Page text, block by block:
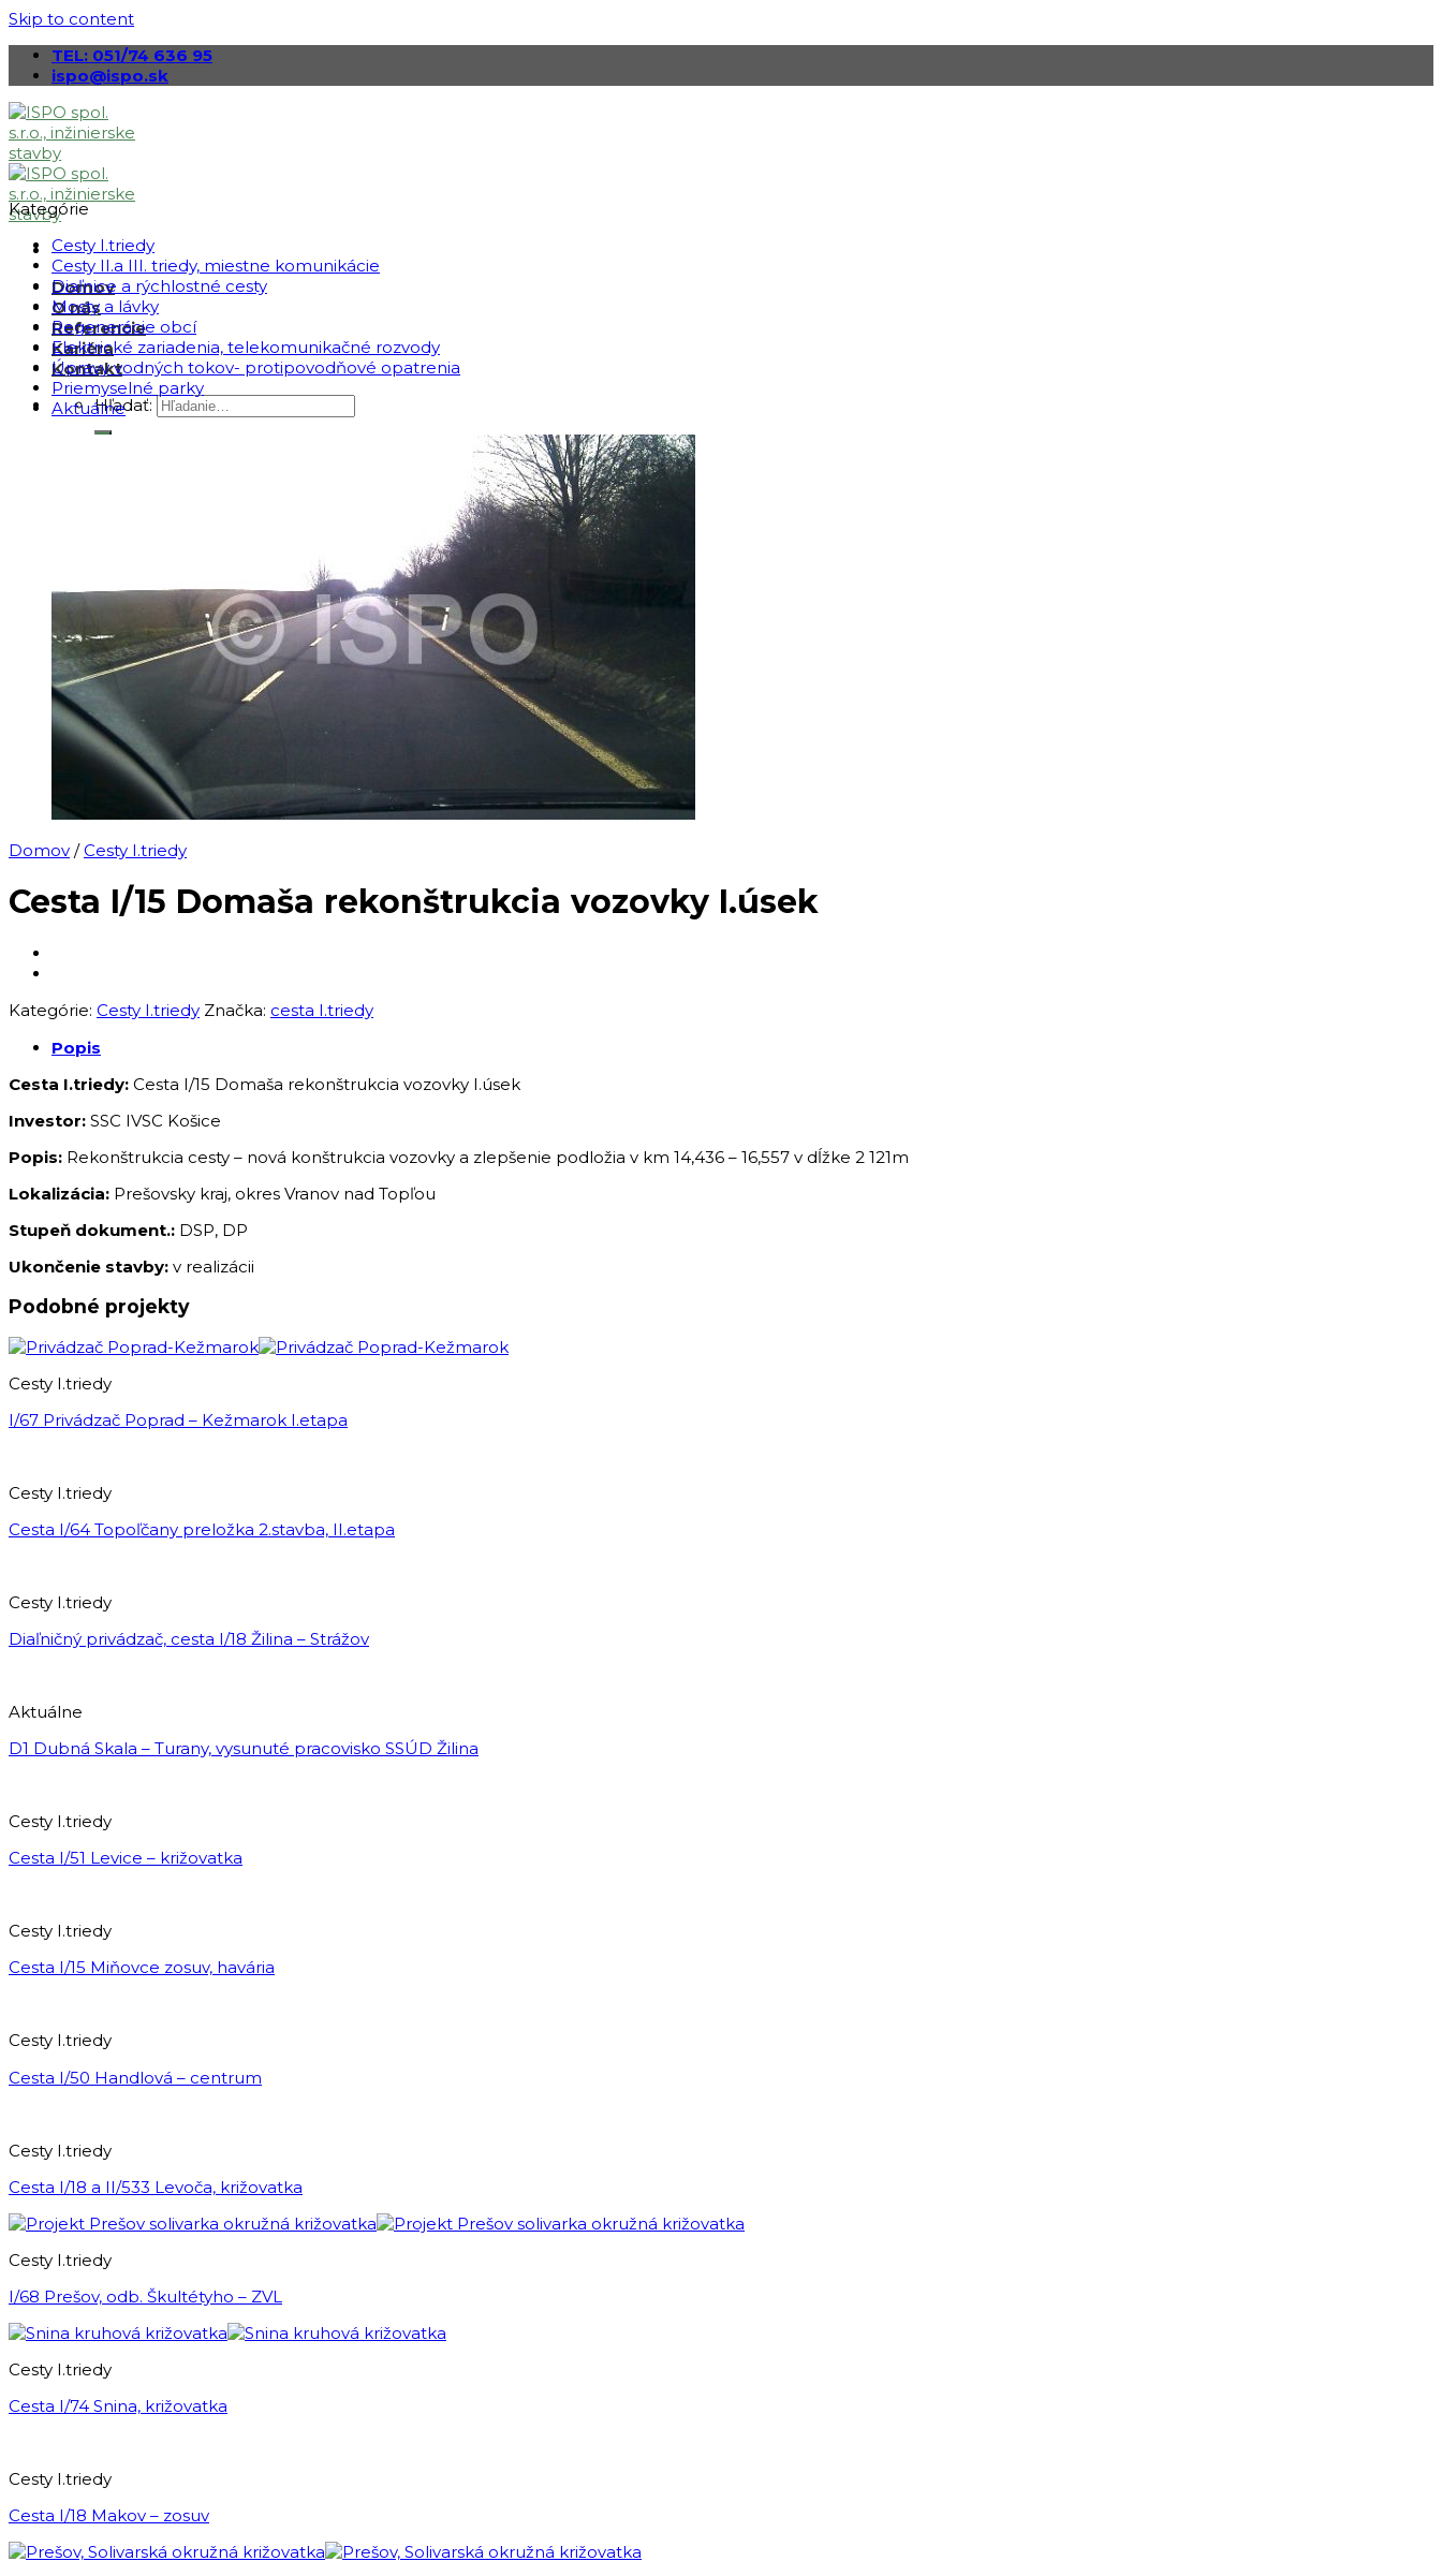
Skip to content
TEL: 051/74 636 95
ispo@ispo.sk
Domov
O nás
Referencie
Kariéra
Kontakt
Hľadať:
Kategórie
Cesty I.triedy
Cesty II.a III. triedy, miestne komunikácie
Diaľnice a rýchlostné cesty
Mosty a lávky
Regenerácie obcí
Elektrické zariadenia, telekomunikačné rozvody
Úpravy vodných tokov- protipovodňové opatrenia
Priemyselné parky
Aktuálne
Domov / Cesty I.triedy
Cesta I/15 Domaša rekonštrukcia vozovky I.úsek
Kategórie: Cesty I.triedy Značka: cesta I.triedy
Popis
Cesta I.triedy: Cesta I/15 Domaša rekonštrukcia vozovky I.úsek
Investor: SSC IVSC Košice
Popis: Rekonštrukcia cesty – nová konštrukcia vozovky a zlepšenie podložia v km 14,436 – 16,557 v dĺžke 2 121m
Lokalizácia: Prešovsky kraj, okres Vranov nad Topľou
Stupeň dokument.: DSP, DP
Ukončenie stavby: v realizácii
Podobné projekty
Cesty I.triedy
I/67 Privádzač Poprad – Kežmarok I.etapa
Cesty I.triedy
Cesta I/64 Topoľčany preložka 2.stavba, II.etapa
Cesty I.triedy
Diaľničný privádzač, cesta I/18 Žilina – Strážov
Aktuálne
D1 Dubná Skala – Turany, vysunuté pracovisko SSÚD Žilina
Cesty I.triedy
Cesta I/51 Levice – križovatka
Cesty I.triedy
Cesta I/15 Miňovce zosuv, havária
Cesty I.triedy
Cesta I/50 Handlová – centrum
Cesty I.triedy
Cesta I/18 a II/533 Levoča, križovatka
Cesty I.triedy
I/68 Prešov, odb. Škultétyho – ZVL
Cesty I.triedy
Cesta I/74 Snina, križovatka
Cesty I.triedy
Cesta I/18 Makov – zosuv